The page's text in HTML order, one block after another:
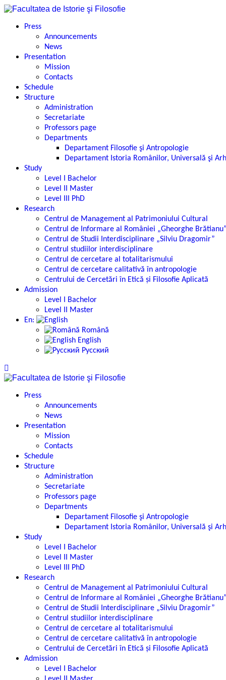
Press
Announcements
News
Presentation
Mission
Contacts
Schedule
Structure
Administration
Secretariate
Professors page
Departments
Departament Filosofie şi Antropologie
Departament Istoria Românilor, Universală şi
Study
Level I Bachelor
Level II Master
Level III PhD
Research
Centrul de Management al Patrimoniului Cultural
Centrul de Informare al României „Gheorghe Brătianu”
Centrul de Studii Interdisciplinare „Silviu Dragomir”
Centrul studiilor interdisciplinare
Centrul de cercetare al totalitarismului
Centrul de cercetare calitativă în antropologie
Centrului de Cercetări în Etică și Filosofie Aplicată
Admission
Level I Bachelor
Level II Master
En:
Română
English
Русский
Press
Announcements
News
Presentation
Mission
Contacts
Schedule
Structure
Administration
Secretariate
Professors page
Departments
Departament Filosofie şi Antropologie
Departament Istoria Românilor, Universală şi
Study
Level I Bachelor
Level II Master
Level III PhD
Research
Centrul de Management al Patrimoniului Cultural
Centrul de Informare al României „Gheorghe Brătianu”
Centrul de Studii Interdisciplinare „Silviu Dragomir”
Centrul studiilor interdisciplinare
Centrul de cercetare al totalitarismului
Centrul de cercetare calitativă în antropologie
Centrului de Cercetări în Etică și Filosofie Aplicată
Admission
Level I Bachelor